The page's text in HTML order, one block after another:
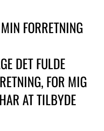
FORRETNING
DET FULDE
FOR MIG
AT TILBYDE